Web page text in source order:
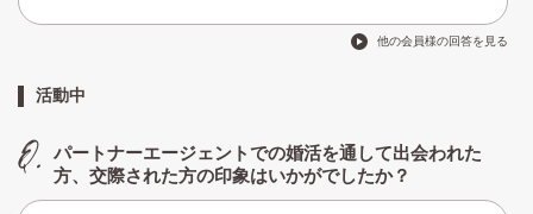
他の会員様の回答を見る
活動中
パートナーエージェントでの婚活を通して出会われた
方、交際された方の印象はいかがでしたか？